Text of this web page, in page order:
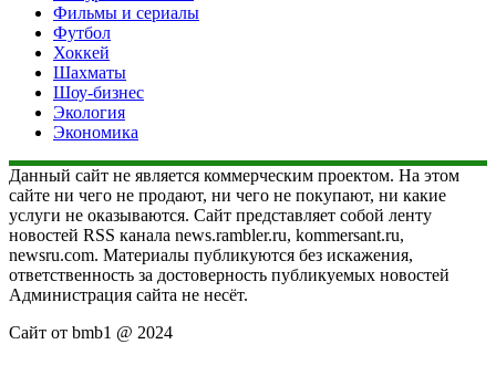
Фильмы и сериалы
Футбол
Хоккей
Шахматы
Шоу-бизнес
Экология
Экономика
Данный сайт не является коммерческим проектом. На этом
сайте ни чего не продают, ни чего не покупают, ни какие
услуги не оказываются. Сайт представляет собой ленту
новостей RSS канала news.rambler.ru, kommersant.ru,
newsru.com. Материалы публикуются без искажения,
ответственность за достоверность публикуемых новостей
Администрация сайта не несёт.
Сайт от bmb1 @ 2024